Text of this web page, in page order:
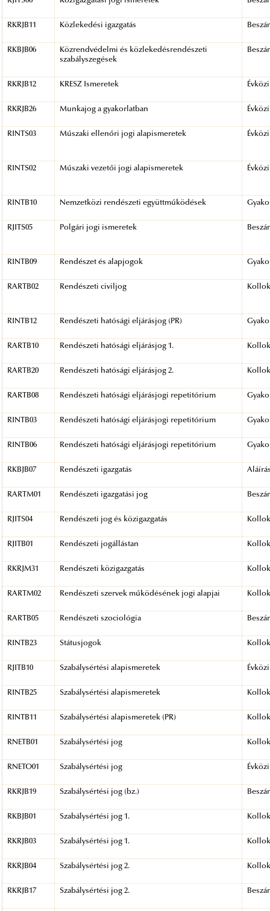
RKRJB11 Közlekedési igazgatás
RKBJB06
Közrendvédelmi és közlekedésrendészeti
szabályszegések
RKRJB12 KRESZ Ismeretek
RKRJB26 Munkajog a gyakorlatban
RINTS03 Műszaki ellenőri jogi alapismeretek
RINTS02 Műszaki vezetői jogi alapismeretek
RINTB10 Nemzetközi rendészeti együttműködések
RJITS05 Polgári jogi ismeretek
RINTB09 Rendészet és alapjogok
RARTB02 Rendészeti civiljog
RINTB12 Rendészeti hatósági eljárásjog (PR)
RARTB10 Rendészeti hatósági eljárásjog 1.
RARTB20 Rendészeti hatósági eljárásjog 2.
RARTB08 Rendészeti hatósági eljárásjogi repetitórium
RINTB03 Rendészeti hatósági eljárásjogi repetitórium
RINTB06 Rendészeti hatósági eljárásjogi repetitórium
RKBJB07 Rendészeti igazgatás
RARTM01 Rendészeti igazgatási jog
RJITS04 Rendészeti jog és közigazgatás
RJITB01 Rendészeti jogállástan
RKRJM31 Rendészeti közigazgatás
RARTM02 Rendészeti szervek működésének jogi alapjai
RARTB05 Rendészeti szociológia
RINTB23 Státusjogok
RJITB10 Szabálysértési alapismeretek
RINTB25 Szabálysértési alapismeretek
RINTB11 Szabálysértési alapismeretek (PR)
RNETB01 Szabálysértési jog
RNETO01 Szabálysértési jog
RKRJB19 Szabálysértési jog (bz.)
RKBJB01 Szabálysértési jog 1.
RKRJB03 Szabálysértési jog 1.
RKRJB04 Szabálysértési jog 2.
RKRJB17 Szabálysértési jog 2.